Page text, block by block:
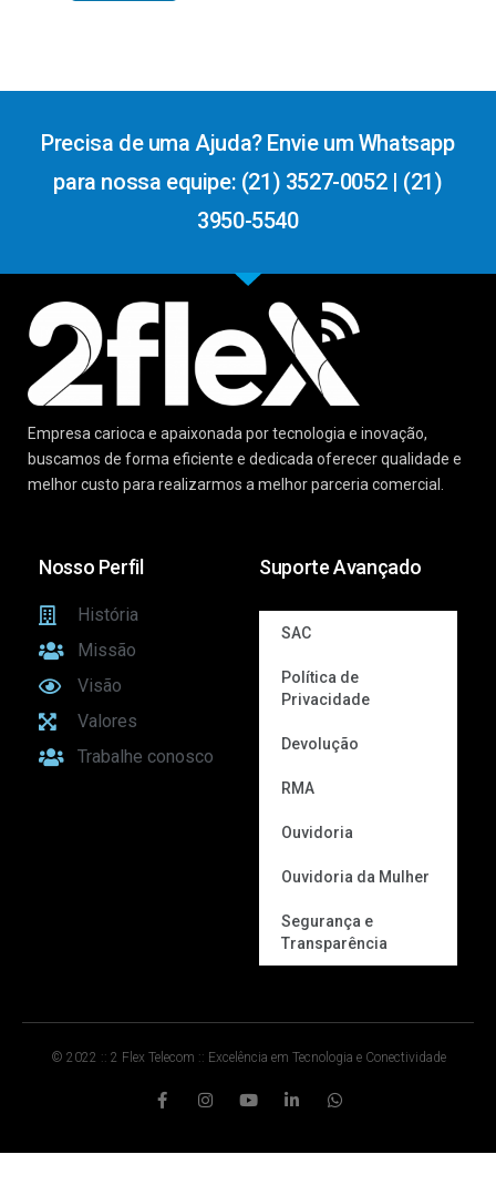
Precisa de uma Ajuda? Envie um Whatsapp
para nossa equipe: (21) 3527-0052 | (21)
3950-5540
Empresa carioca e apaixonada por tecnologia e inovação,
buscamos de forma eficiente e dedicada oferecer qualidade e
melhor custo para realizarmos a melhor parceria comercial.
Nosso Perfil
História
Missão
Visão
Valores
Trabalhe conosco
Suporte Avançado
SAC
Política de
Privacidade
Devolução
RMA
Ouvidoria
Ouvidoria da Mulher
Segurança e
Transparência
© 2022 :: 2 Flex Telecom :: Excelência em Tecnologia e Conectividade